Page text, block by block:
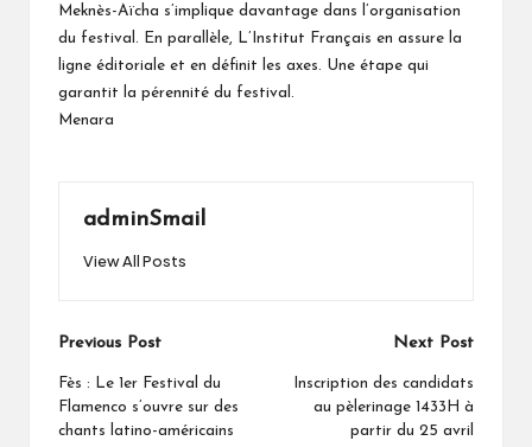
Meknès-Aïcha s’implique davantage dans l’organisation
du festival. En parallèle, L’Institut Français en assure la
ligne éditoriale et en définit les axes. Une étape qui
garantit la pérennité du festival.
Menara
adminSmail
View All Posts
Post
navigation
Previous Post
Fès : Le 1er Festival du
Flamenco s’ouvre sur des
chants latino-américains
Next Post
Inscription des candidats
au pèlerinage 1433H à
partir du 25 avril